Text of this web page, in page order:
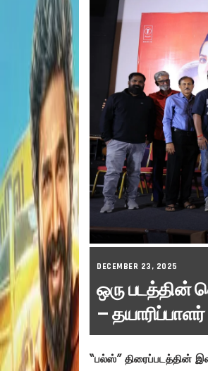
DECEMBER 23, 2025
ஒரு படத்தின்
–
“பல்ஸ்” திரைப்படத்தின்